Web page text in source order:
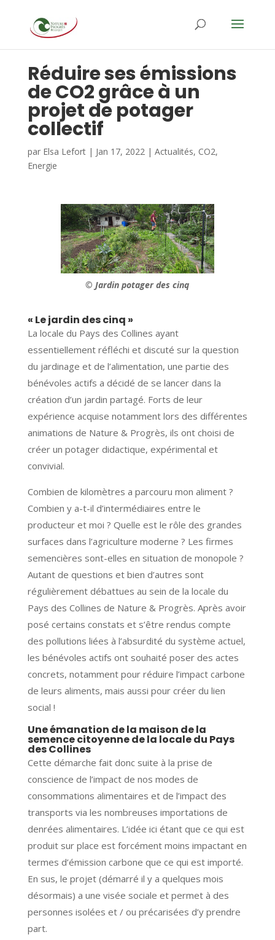
Réduire ses émissions
de CO2 grâce à un
projet de potager
collectif
par Elsa Lefort| Jan 17, 2022| Actualités, CO2,
Energie
© Jardin potager des cinq
« Le jardin des cinq »
La locale du Pays des Collines ayant
essentiellement réfléchi et discuté sur la question
du jardinage et de l’alimentation, une partie des
bénévoles actifs a décidé de se lancer dans la
création d’un jardin partagé. Forts de leur
expérience acquise notamment lors des différentes
animations de Nature & Progrès, ils ont choisi de
créer un potager didactique, expérimental et
convivial.
Combien de kilomètres a parcouru mon aliment ?
Combien y a-t-il d’intermédiaires entre le
producteur et moi ? Quelle est le rôle des grandes
surfaces dans l’agriculture moderne ? Les firmes
semencières sont-elles en situation de monopole ?
Autant de questions et bien d’autres sont
régulièrement débattues au sein de la locale du
Pays des Collines de Nature & Progrès. Après avoir
posé certains constats et s’être rendus compte
des pollutions liées à l’absurdité du système actuel,
les bénévoles actifs ont souhaité poser des actes
concrets, notamment pour réduire l’impact carbone
de leurs aliments, mais aussi pour créer du lien
social !
Une émanation de la maison de la
semence citoyenne de la locale du Pays
des Collines
Cette démarche fait donc suite à la prise de
conscience de l’impact de nos modes de
consommations alimentaires et de l’impact des
transports via les nombreuses importations de
denrées alimentaires. L’idée ici étant que ce qui est
produit sur place est forcément moins impactant en
termes d’émission carbone que ce qui est importé.
En sus, le projet (démarré il y a quelques mois
désormais) a une visée sociale et permet à des
personnes isolées et / ou précarisées d’y prendre
part.